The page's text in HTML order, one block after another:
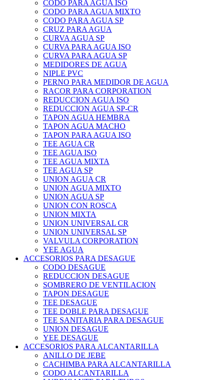
CODO PARA AGUA ISO
CODO PARA AGUA MIXTO
CODO PARA AGUA SP
CRUZ PARA AGUA
CURVA AGUA SP
CURVA PARA AGUA ISO
CURVA PARA AGUA SP
MEDIDORES DE AGUA
NIPLE PVC
PERNO PARA MEDIDOR DE AGUA
RACOR PARA CORPORATION
REDUCCION AGUA ISO
REDUCCION AGUA SP-CR
TAPON AGUA HEMBRA
TAPON AGUA MACHO
TAPON PARA AGUA ISO
TEE AGUA CR
TEE AGUA ISO
TEE AGUA MIXTA
TEE AGUA SP
UNION AGUA CR
UNION AGUA MIXTO
UNION AGUA SP
UNION CON ROSCA
UNION MIXTA
UNION UNIVERSAL CR
UNION UNIVERSAL SP
VALVULA CORPORATION
YEE AGUA
ACCESORIOS PARA DESAGUE
CODO DESAGUE
REDUCCION DESAGUE
SOMBRERO DE VENTILACION
TAPON DESAGUE
TEE DESAGUE
TEE DOBLE PARA DESAGUE
TEE SANITARIA PARA DESAGUE
UNION DESAGUE
YEE DESAGUE
ACCESORIOS PARA ALCANTARILLA
ANILLO DE JEBE
CACHIMBA PARA ALCANTARILLA
CODO ALCANTARILLA